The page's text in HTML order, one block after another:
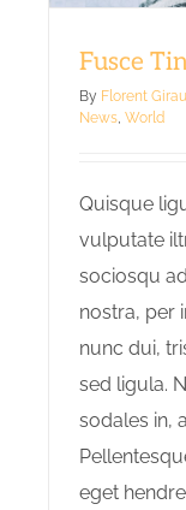
Fusce
By Florent
News, World
Quisque
vulputate
sociosqu
nostra, per
nunc dui,
sed ligula.
sodales in,
eget